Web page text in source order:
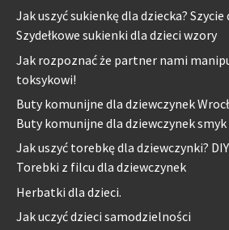
Jak uszyć sukienkę dla dziecka? Szycie
Szydełkowe sukienki dla dzieci wzory
Jak rozpoznać że partner nami
toksykowi!
Buty komunijne dla dziewczynek
Buty komunijne dla dziewczynek smyk
Jak uszyć torebkę dla dziewczynki?
Torebki z filcu dla dziewczynek
Herbatki dla dzieci.
Jak uczyć dzieci samodzielności